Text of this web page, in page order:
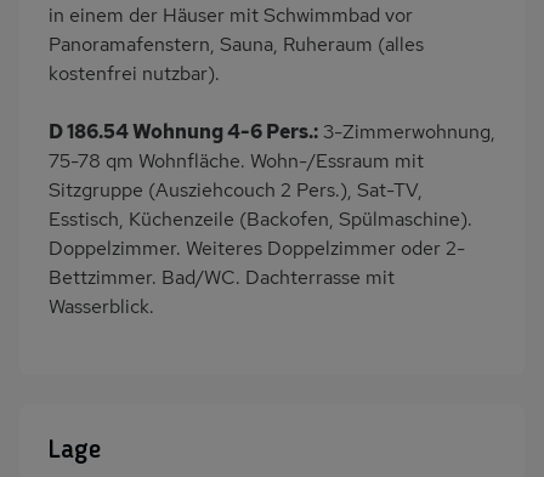
in einem der Häuser mit Schwimmbad vor
Panoramafenstern, Sauna, Ruheraum (alles
kostenfrei nutzbar).
D 186.54 Wohnung 4-6 Pers.: 3-Zimmerwohnung,
75-78 qm Wohnfläche. Wohn-/Essraum mit
Sitzgruppe (Ausziehcouch 2 Pers.), Sat-TV,
Esstisch, Küchenzeile (Backofen, Spülmaschine).
Doppelzimmer. Weiteres Doppelzimmer oder 2-
Bettzimmer. Bad/WC. Dachterrasse mit
Wasserblick.
Lage